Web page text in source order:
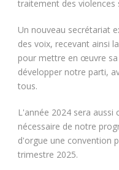
traitement des violences
Un nouveau secrétariat
des voix, recevant ainsi
pour mettre en œuvre
développer notre parti,
tous.
L'année 2024 sera aussi
nécessaire de notre
d'orgue une convention
trimestre 2025.